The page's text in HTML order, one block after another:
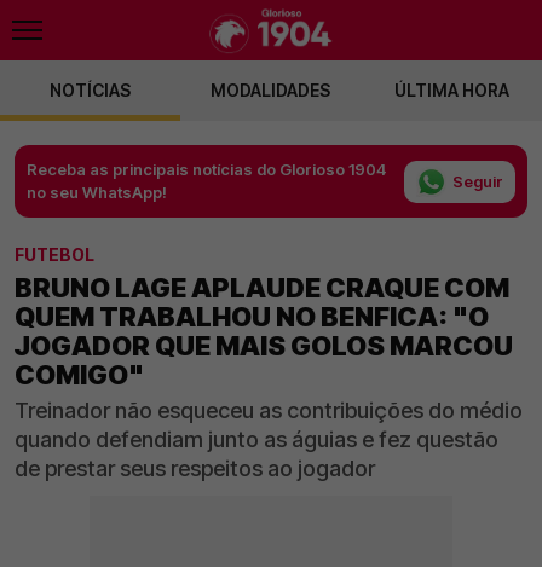
NOTÍCIAS MODALIDADES ÚLTIMA HORA
Receba as principais notícias do Glorioso 1904
no seu WhatsApp!
Seguir
FUTEBOL
BRUNO LAGE APLAUDE CRAQUE COM
QUEM TRABALHOU NO BENFICA: "O
JOGADOR QUE MAIS GOLOS MARCOU
COMIGO"
Treinador não esqueceu as contribuições do médio
quando defendiam junto as águias e fez questão
de prestar seus respeitos ao jogador